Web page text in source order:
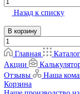
Назад к списку
В корзину
Главная Каталог
Акции
Отзывы
Наша
Корзина